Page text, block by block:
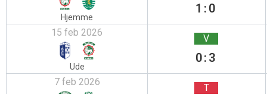
Hjemme
1:0
15 feb 2026
Ude
V
0:3
7 feb 2026 T